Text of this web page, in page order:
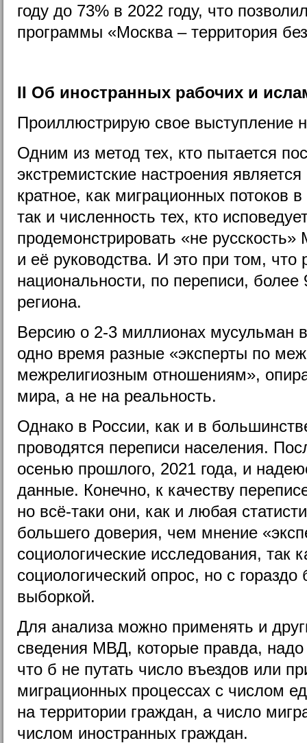
году до 73% в 2022 году, что
программы «Москва – территория
II Об иностранных рабочих и
Проиллюстрирую свое выступление
Одним из метод тех, кто пытается
экстремистские настроения
кратное, как миграционных потоков
так и численность тех, кто
продемонстрировать «не
и её руководства. И это при том, что
национальности, по переписи, более
региона.
Версию о 2-3 миллионах мусульман
одно время разные «эксперты по
межрелигиозным отношениям»,
мира, а не на реальность.
Однако в России, как и в
проводятся переписи населения.
осенью прошлого, 2021 года, и
данные. Конечно, к качеству
но всё-таки они, как и любая
большего доверия, чем мнение
социологические исследования, так
социологический опрос, но с
выборкой.
Для анализа можно применять и
сведения МВД, которые правда, надо
что б не путать число въездов или
миграционных процессах с числом
на территории граждан, а число
числом иностранных граждан.